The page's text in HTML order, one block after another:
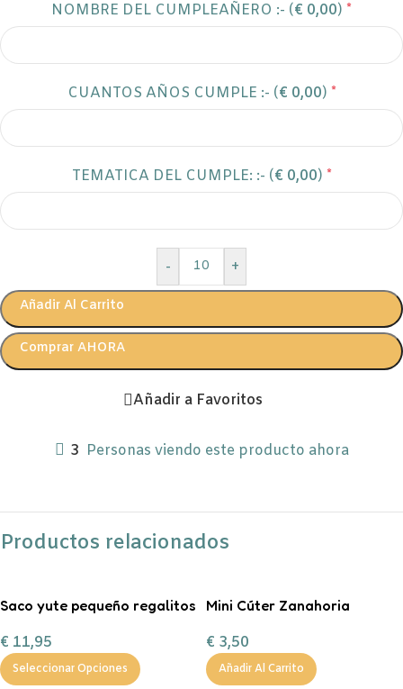
NOMBRE DEL CUMPLEAÑERO :- (€ 0,00) *
CUANTOS AÑOS CUMPLE :- (€ 0,00) *
TEMATICA DEL CUMPLE: :- (€ 0,00) *
- +
Añadir Al Carrito
Comprar AHORA
Añadir a Favoritos
3 Personas viendo este producto ahora
Productos relacionados
Saco yute pequeño regalitos
€ 11,95
Seleccionar Opciones
Mini Cúter Zanahoria
€ 3,50
Añadir Al Carrito